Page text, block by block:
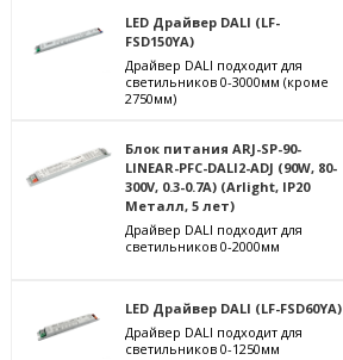
LED Драйвер DALI (LF-
FSD150YA)
Драйвер DALI подходит для
светильников 0-3000мм (кроме
2750мм)
Блок питания ARJ-SP-90-
LINEAR-PFC-DALI2-ADJ (90W, 80-
300V, 0.3-0.7A) (Arlight, IP20
Металл, 5 лет)
Драйвер DALI подходит для
светильников 0-2000мм
LED Драйвер DALI (LF-FSD60YA)
Драйвер DALI подходит для
светильников 0-1250мм